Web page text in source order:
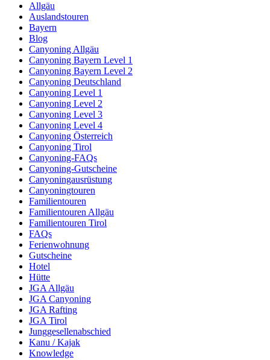
Allgäu
Auslandstouren
Bayern
Blog
Canyoning Allgäu
Canyoning Bayern Level 1
Canyoning Bayern Level 2
Canyoning Deutschland
Canyoning Level 1
Canyoning Level 2
Canyoning Level 3
Canyoning Level 4
Canyoning Österreich
Canyoning Tirol
Canyoning-FAQs
Canyoning-Gutscheine
Canyoningausrüstung
Canyoningtouren
Familientouren
Familientouren Allgäu
Familientouren Tirol
FAQs
Ferienwohnung
Gutscheine
Hotel
Hütte
JGA Allgäu
JGA Canyoning
JGA Rafting
JGA Tirol
Junggesellenabschied
Kanu / Kajak
Knowledge